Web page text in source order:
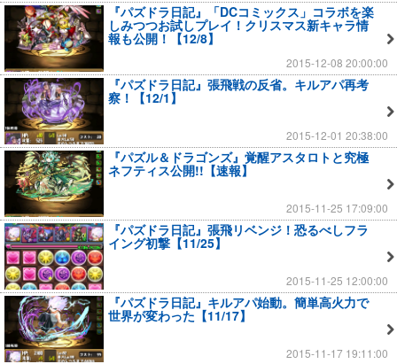
『パズドラ日記』「DCコミックス」コラボを楽
しみつつお試しプレイ！クリスマス新キャラ情
報も公開！【12/8】
2015-12-08 20:00:00
『パズドラ日記』張飛戦の反省。キルアパ再考
察！【12/1】
2015-12-01 20:38:00
『パズル＆ドラゴンズ』覚醒アスタロトと究極
ネフティス公開!!【速報】
2015-11-25 17:09:00
『パズドラ日記』張飛リベンジ！恐るべしフラ
イング初撃【11/25】
2015-11-25 12:00:00
『パズドラ日記』キルアパ始動。簡単高火力で
世界が変わった【11/17】
2015-11-17 19:11:00